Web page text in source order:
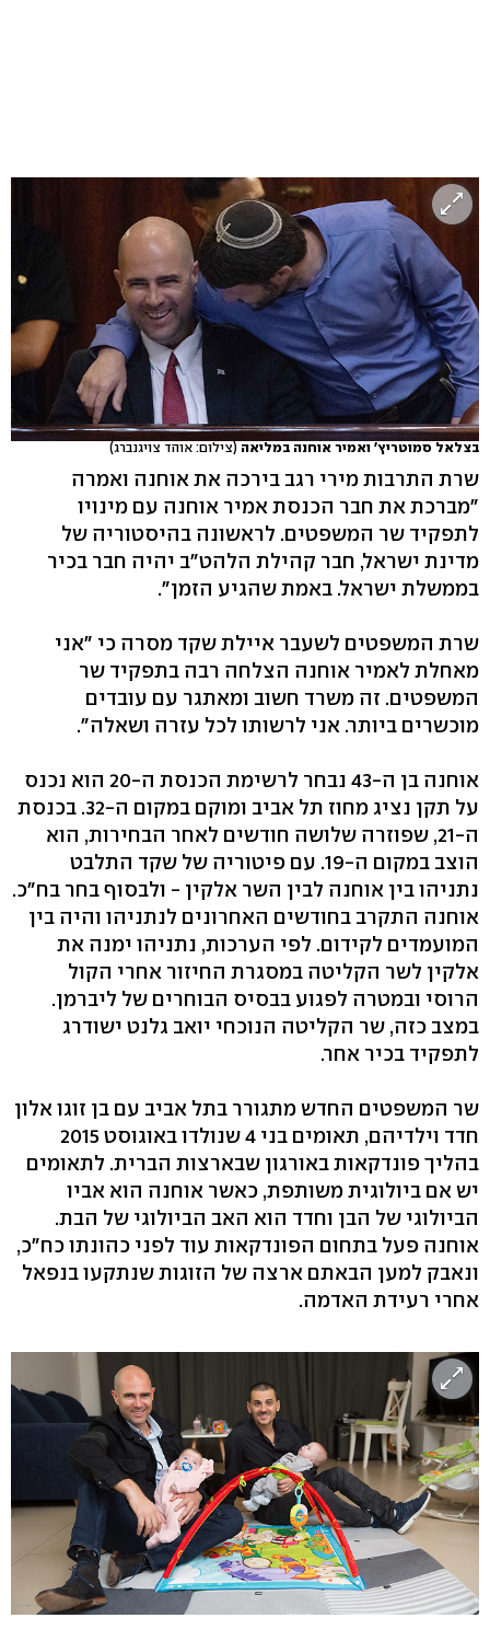
בצלאל סמוטריץ' ואמיר אוחנה במליאה(צילום: אוהד צויגנברג)
שרת התרבות מירי רגב בירכה את אוחנה ואמרה
"מברכת את חבר הכנסת אמיר אוחנה עם מינויו
לתפקיד שר המשפטים. לראשונה בהיסטוריה של
מדינת ישראל, חבר קהילת הלהט"ב יהיה חבר בכיר
בממשלת ישראל. באמת שהגיע הזמן".
שרת המשפטים לשעבר איילת שקד מסרה כי "אני
מאחלת לאמיר אוחנה הצלחה רבה בתפקיד שר
המשפטים. זה משרד חשוב ומאתגר עם עובדים
מוכשרים ביותר. אני לרשותו לכל עזרה ושאלה".
אוחנה בן ה-43 נבחר לרשימת הכנסת ה-20 הוא נכנס
על תקן נציג מחוז תל אביב ומוקם במקום ה-32. בכנסת
ה-21, שפוזרה שלושה חודשים לאחר הבחירות, הוא
הוצב במקום ה-19. עם פיטוריה של שקד התלבט
נתניהו בין אוחנה לבין השר אלקין - ולבסוף בחר בח"כ.
אוחנה התקרב בחודשים האחרונים לנתניהו והיה בין
המועמדים לקידום. לפי הערכות, נתניהו ימנה את
אלקין לשר הקליטה במסגרת החיזור אחרי הקול
הרוסי ובמטרה לפגוע בבסיס הבוחרים של ליברמן.
במצב כזה, שר הקליטה הנוכחי יואב גלנט ישודרג
לתפקיד בכיר אחר.
שר המשפטים החדש מתגורר בתל אביב עם בן זוגו אלון
חדד וילדיהם, תאומים בני 4 שנולדו באוגוסט 2015
בהליך פונדקאות באורגון שבארצות הברית. לתאומים
יש אם ביולוגית משותפת, כאשר אוחנה הוא אביו
הביולוגי של הבן וחדד הוא האב הביולוגי של הבת.
אוחנה פעל בתחום הפונדקאות עוד לפני כהונתו כח"כ,
ונאבק למען הבאתם ארצה של הזוגות שנתקעו בנפאל
אחרי רעידת האדמה.